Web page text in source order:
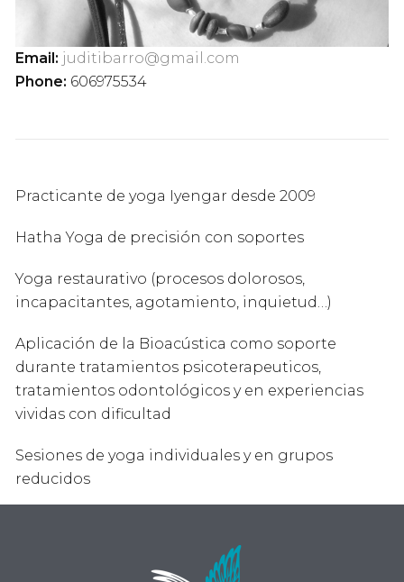
Email: juditibarro@gmail.com
Phone: 606975534
Practicante de yoga Iyengar desde 2009
Hatha Yoga de precisión con soportes
Yoga restaurativo (procesos dolorosos,
incapacitantes, agotamiento, inquietud…)
Aplicación de la Bioacústica como soporte
durante tratamientos psicoterapeuticos,
tratamientos odontológicos y en experiencias
vividas con dificultad
Sesiones de yoga individuales y en grupos
reducidos